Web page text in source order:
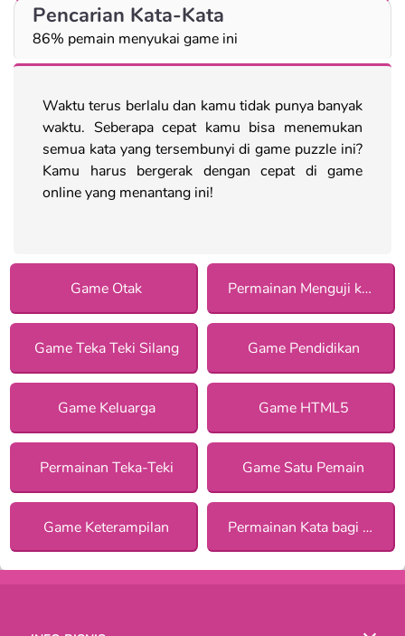
Pencarian Kata-Kata
86% pemain menyukai game ini
Waktu terus berlalu dan kamu tidak punya banyak
waktu. Seberapa cepat kamu bisa menemukan
semua kata yang tersembunyi di game puzzle ini?
Kamu harus bergerak dengan cepat di game
online yang menantang ini!
Game Otak Permainan Menguji konsentrasi
Game Teka Teki Silang Game Pendidikan
Game Keluarga Game HTML5
Permainan Teka-Teki Game Satu Pemain
Game Keterampilan Permainan Kata bagi Anak Perempuan